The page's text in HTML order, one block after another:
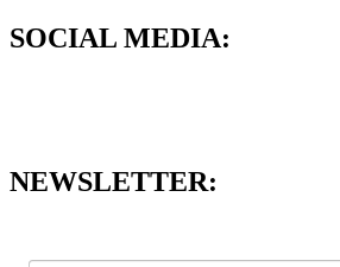
SOCIAL MEDIA:
NEWSLETTER: